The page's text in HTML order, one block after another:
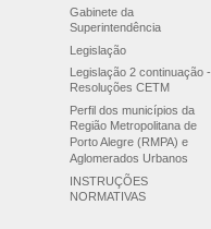
Gabinete da
Superintendência
Legislação
Legislação 2 continuação -
Resoluções CETM
Perfil dos municípios da
Região Metropolitana de
Porto Alegre (RMPA) e
Aglomerados Urbanos
INSTRUÇÕES
NORMATIVAS